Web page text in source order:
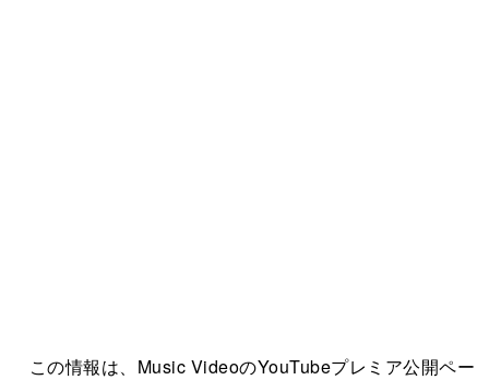
この情報は、Music VideoのYouTubeプレミア公開ペー